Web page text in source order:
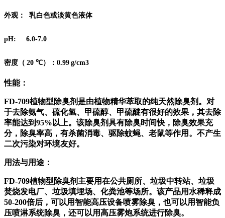
外观： 乳白色或淡黄色液体
pH: 6.0-7.0
密度（ 20 ℃） ：0.99 g/cm3
性能：
FD-709植物型除臭剂是由植物精华萃取的纯天然除臭剂。对
于去除氨气、硫化氢、甲硫醇、甲硫醚有很好的效果，其去除
率能达到95%以上。该除臭剂具有除臭时间快，除臭效果充
分，除臭率高，有杀菌消毒、驱除蚊蝇、老鼠等作用。不产生
二次污染对环境友好。
用法与用途：
FD-709植物型除臭剂主要用在公共厕所、垃圾中转站、垃圾
焚烧发电厂、垃圾填埋场、化粪池等场所。该产品用水稀释成
50-200倍后，可以用智能高压设备喷雾除臭，也可以用智能负
压喷淋系统除臭，还可以用高压雾炮系统进行除臭。